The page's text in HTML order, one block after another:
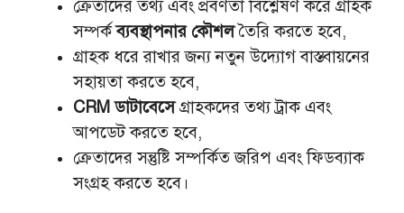
ক্রেতাদের তথ্য এবং প্রবণতা বিশ্লেষণ করে গ্রাহক
সম্পর্কব্যবস্থাপনার কৌশলতৈরি করতে হবে,
গ্রাহক ধরে রাখার জন্য নতুন উদ্যোগ বাস্তবায়নের
সহায়তা করতে হবে,
CRM ডাটাবেসেগ্রাহকদের তথ্য ট্রাক এবং
আপডেট করতে হবে,
ক্রেতাদের সন্তুষ্টি সম্পর্কিত জরিপ এবং ফিডব্যাক
সংগ্রহ করতে হবে।